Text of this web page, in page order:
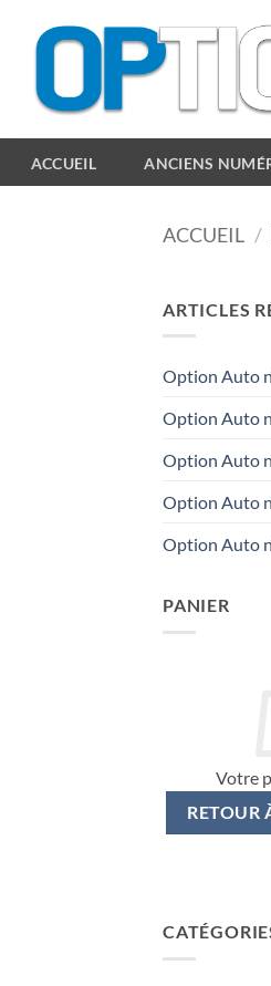
ACCUEIL ANCIENS
ACCUEIL /
ARTICLES
Option Auto
Option Auto
Option Auto
Option Auto
Option Auto
PANIER
Votre
RETOUR